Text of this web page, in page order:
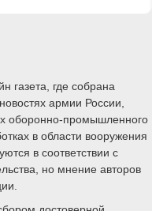
газета, где собрана
армии России,
оборонно-промышленного
в области вооружения
в соответствии с
но мнение авторов